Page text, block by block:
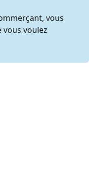
vous
vous voulez